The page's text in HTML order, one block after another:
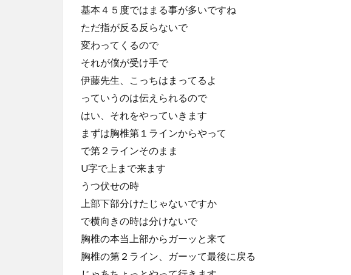
基本４５度ではまる事が多いですね
ただ指が反る反らないで
変わってくるので
それが僕が受け手で
伊藤先生、こっちはまってるよ
っていうのは伝えられるので
はい、それをやっていきます
まずは胸椎第１ラインからやって
で第２ラインそのまま
U字で上まで来ます
うつ伏せの時
上部下部分けたじゃないですか
で横向きの時は分けないで
胸椎の本当上部からガーッと来て
胸椎の第２ライン、ガーッて最後に戻る